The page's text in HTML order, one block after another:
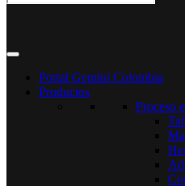
Portal Gemini Colombia
Productos
Proceso